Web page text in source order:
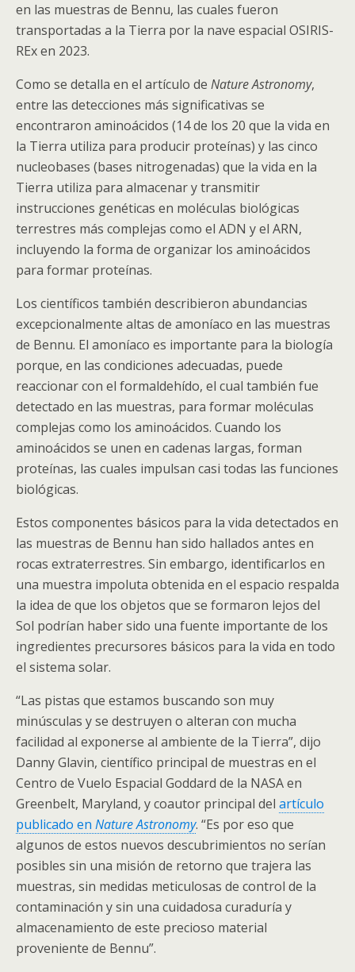
en las muestras de Bennu, las cuales fueron
transportadas a la Tierra por la nave espacial OSIRIS-
REx en 2023.
Como se detalla en el artículo de Nature Astronomy,
entre las detecciones más significativas se
encontraron aminoácidos (14 de los 20 que la vida en
la Tierra utiliza para producir proteínas) y las cinco
nucleobases (bases nitrogenadas) que la vida en la
Tierra utiliza para almacenar y transmitir
instrucciones genéticas en moléculas biológicas
terrestres más complejas como el ADN y el ARN,
incluyendo la forma de organizar los aminoácidos
para formar proteínas.
Los científicos también describieron abundancias
excepcionalmente altas de amoníaco en las muestras
de Bennu. El amoníaco es importante para la biología
porque, en las condiciones adecuadas, puede
reaccionar con el formaldehído, el cual también fue
detectado en las muestras, para formar moléculas
complejas como los aminoácidos. Cuando los
aminoácidos se unen en cadenas largas, forman
proteínas, las cuales impulsan casi todas las funciones
biológicas.
Estos componentes básicos para la vida detectados en
las muestras de Bennu han sido hallados antes en
rocas extraterrestres. Sin embargo, identificarlos en
una muestra impoluta obtenida en el espacio respalda
la idea de que los objetos que se formaron lejos del
Sol podrían haber sido una fuente importante de los
ingredientes precursores básicos para la vida en todo
el sistema solar.
“Las pistas que estamos buscando son muy
minúsculas y se destruyen o alteran con mucha
facilidad al exponerse al ambiente de la Tierra”, dijo
Danny Glavin, científico principal de muestras en el
Centro de Vuelo Espacial Goddard de la NASA en
Greenbelt, Maryland, y coautor principal del artículo
publicado en Nature Astronomy. “Es por eso que
algunos de estos nuevos descubrimientos no serían
posibles sin una misión de retorno que trajera las
muestras, sin medidas meticulosas de control de la
contaminación y sin una cuidadosa curaduría y
almacenamiento de este precioso material
proveniente de Bennu”.